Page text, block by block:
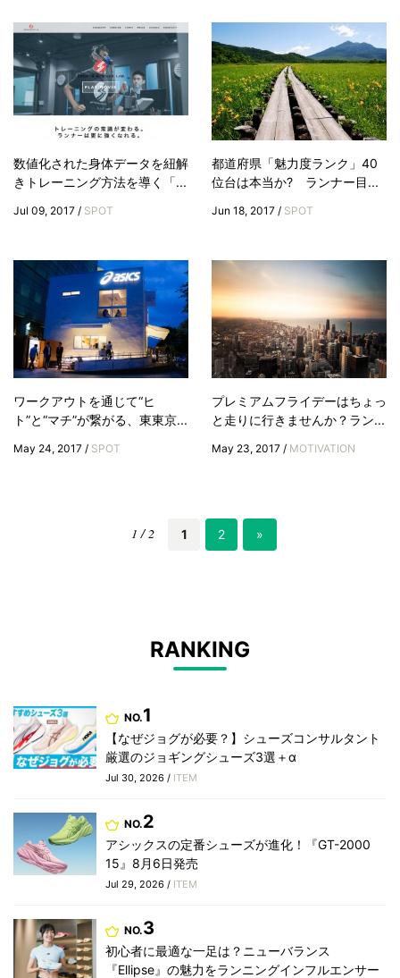
数値化された身体データを紐解
きトレーニング方法を導く「...
Jul 09, 2017 / SPOT
都道府県「魅力度ランク」40
位台は本当か? ランナー目...
Jun 18, 2017 / SPOT
ワークアウトを通じて“ヒ
ト”と“マチ”が繋がる、東東京...
May 24, 2017 / SPOT
プレミアムフライデーはちょっ
と走りに行きませんか？ラン...
May 23, 2017 / MOTIVATION
1 / 2 1 2 »
RANKING
NO.1
【なぜジョグが必要？】シューズコンサルタント
厳選のジョギングシューズ3選＋α
Jul 30, 2026 / ITEM
NO.2
アシックスの定番シューズが進化！『GT-2000
15』8月6日発売
Jul 29, 2026 / ITEM
NO.3
初心者に最適な一足は？ニューバランス
『Ellipse』の魅力をランニングインフルエンサー